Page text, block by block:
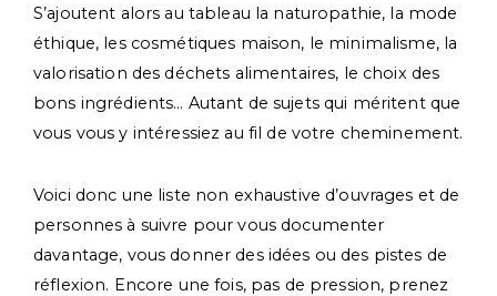
S’ajoutent alors au tableau la naturopathie, la mode
éthique, les cosmétiques maison, le minimalisme, la
valorisation des déchets alimentaires, le choix des
bons ingrédients… Autant de sujets qui méritent que
vous vous y intéressiez au fil de votre cheminement.
Voici donc une liste non exhaustive d’ouvrages et de
personnes à suivre pour vous documenter
davantage, vous donner des idées ou des pistes de
réflexion. Encore une fois, pas de pression, prenez